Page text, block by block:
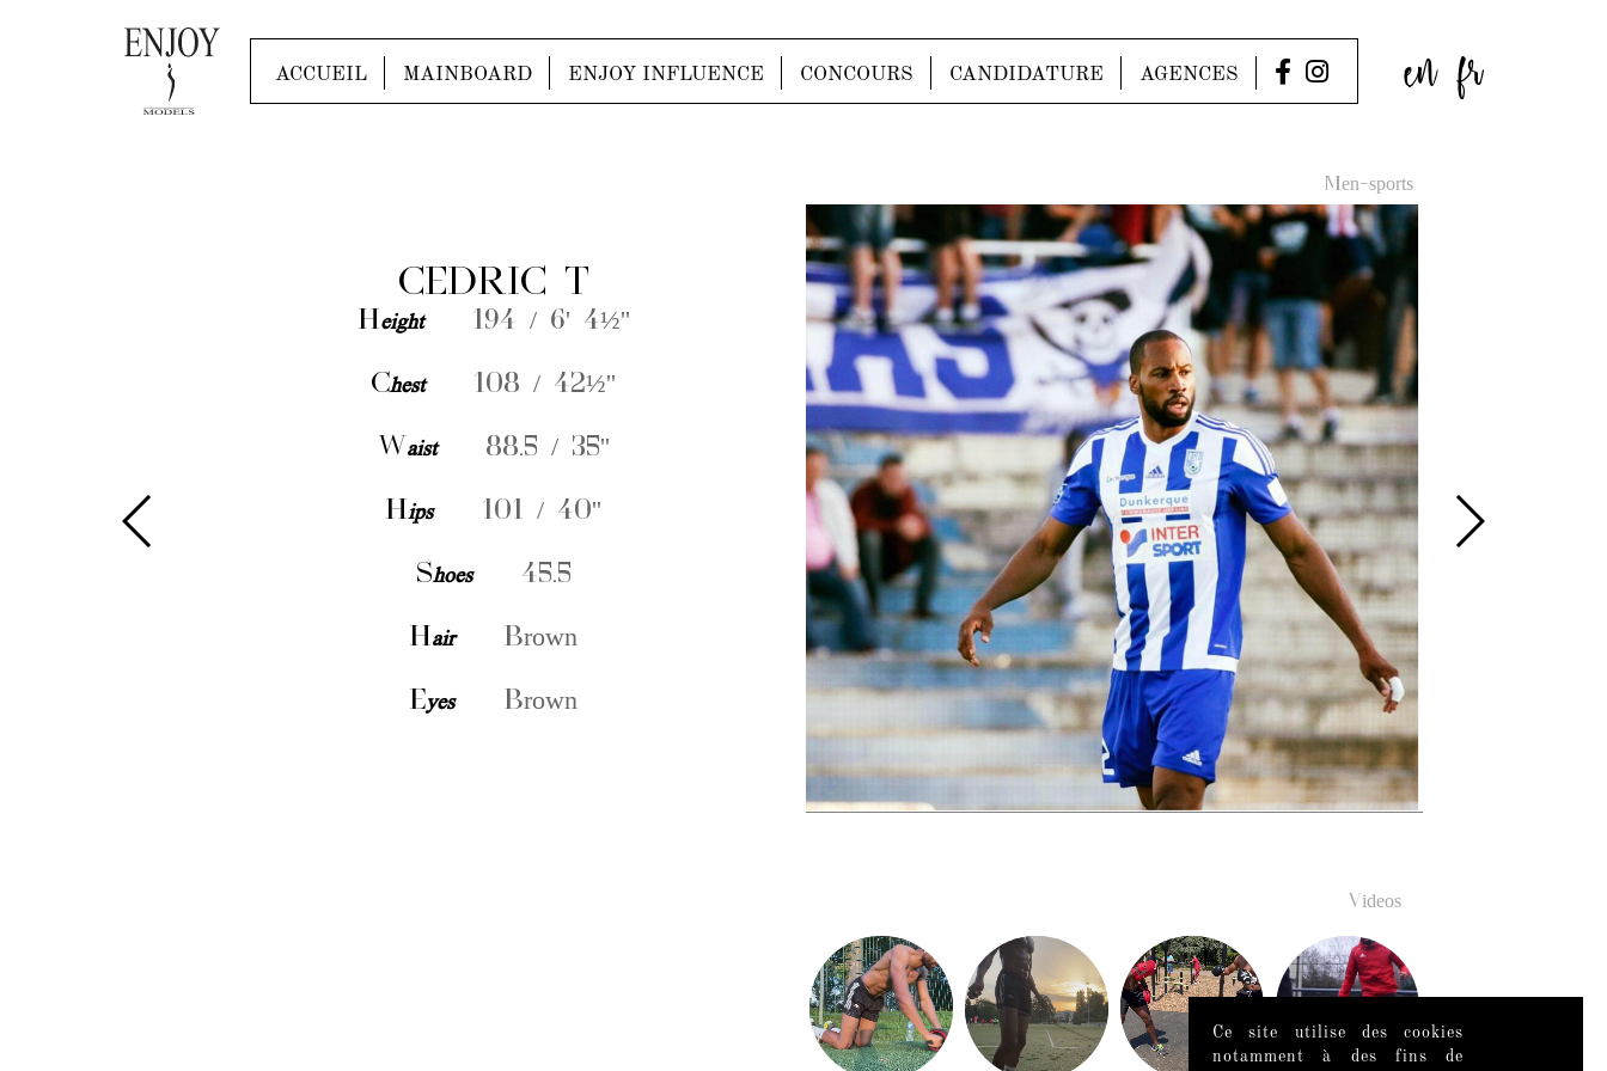
ACCUEIL MAINBOARD ENJOY INFLUENCE CONCOURS CANDIDATURE AGENCES en fr
Men-sports
CEDRIC T
Height 194 / 6' 4½''
Chest 108 / 42½''
Waist 88.5 / 35''
Hips 101 / 40''
Shoes 45.5
Hair Brown
Eyes Brown
Videos
Ce site utilise des cookies
notamment à des fins de